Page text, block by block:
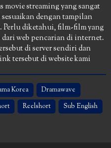
movie streaming yang sangat
dengan tampilan
Perlu diketahui, film-film yang
web pencarian di internet.
di server sendiri dan
tersebut di website kami
Korea
Dramawave
Reelshort
Sub English